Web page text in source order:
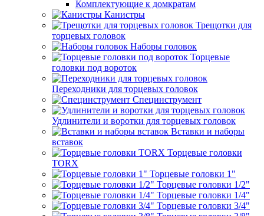
Комплектующие к домкратам
Канистры
Трещотки для
торцевых головок
Наборы головок
Торцевые
головки под вороток
Переходники для торцевых головок
Специнструмент
Удлинители и воротки для торцевых головок
Вставки и наборы
вставок
Торцевые головки
TORX
Торцевые головки 1"
Торцевые головки 1/2"
Торцевые головки 1/4"
Торцевые головки 3/4"